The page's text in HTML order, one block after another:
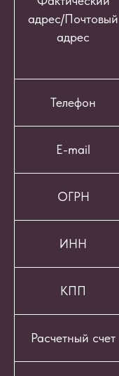
адрес/Почтовый
адрес
Телефон
E-mail
ОГРН
ИНН
КПП
Расчетный счет